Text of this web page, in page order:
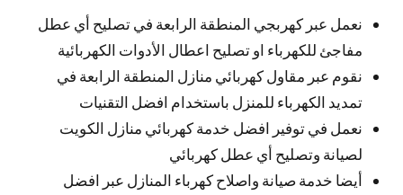
نعمل عبر كهربجي المنطقة الرابعة في تصليح أي عطل
مفاجئ للكهرباء او تصليح اعطال الأدوات الكهربائية
نقوم عبر مقاول كهربائي منازل المنطقة الرابعة في
تمديد الكهرباء للمنزل باستخدام افضل التقنيات
نعمل في توفير افضل خدمة كهربائي منازل الكويت
لصيانة وتصليح أي عطل كهربائي
أيضا خدمة صيانة واصلاح كهرباء المنازل عبر افضل